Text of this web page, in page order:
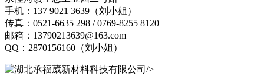
手机：137 9021 3639（刘小姐）
传真：0521-6635 298 / 0769-8255 8120
邮箱：13790213639@163.com
QQ：2870156160（刘小姐）
/>